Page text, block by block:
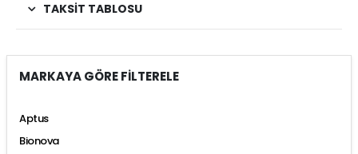
TAKSIT TABLOSU
MARKAYA GÖRE FİLTERELE
Aptus
Bionova